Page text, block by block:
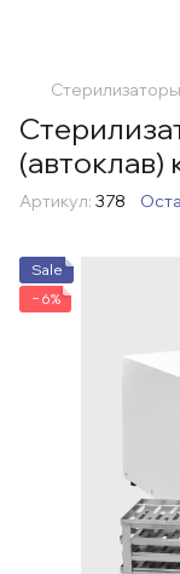
Стерилизаторы
(автоклав)
Артикул: 378
Sale
−6%